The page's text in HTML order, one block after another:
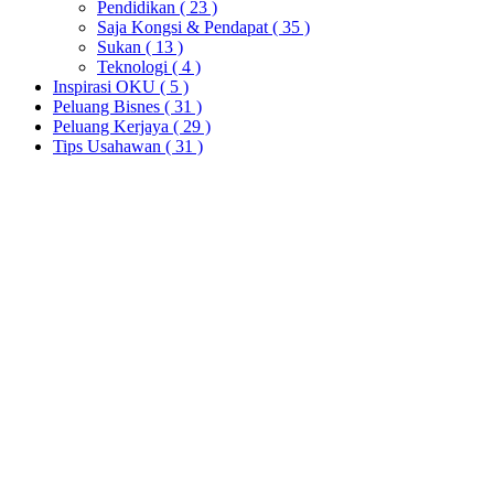
Pendidikan ( 23 )
Saja Kongsi & Pendapat ( 35 )
Sukan ( 13 )
Teknologi ( 4 )
Inspirasi OKU ( 5 )
Peluang Bisnes ( 31 )
Peluang Kerjaya ( 29 )
Tips Usahawan ( 31 )